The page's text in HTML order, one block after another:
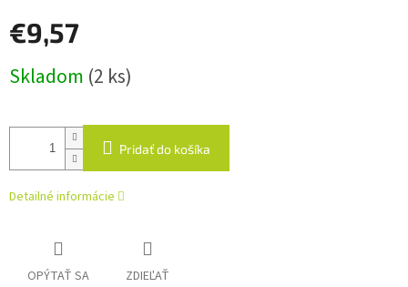
€9,57
cena:
Skladom (2 ks)
Pridať do košíka
Detailné informácie
OPÝTAŤ SA ZDIEĽAŤ